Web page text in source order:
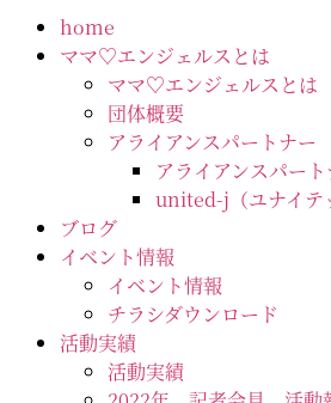
home
ママ♡エンジェルスとは
ママ♡エンジェルスとは
団体概要
アライアンスパートナー
アライアンスパー
united-j（ユナイテ
ブログ
イベント情報
イベント情報
チラシダウンロード
活動実績
活動実績